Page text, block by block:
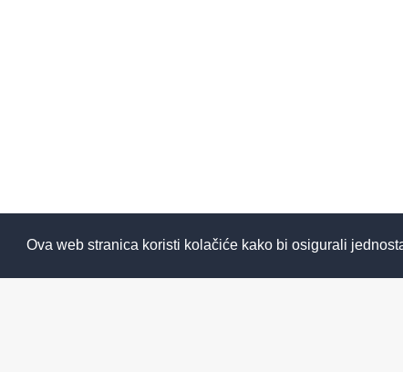
Ova web stranica koristi kolačiće kako bi osigurali